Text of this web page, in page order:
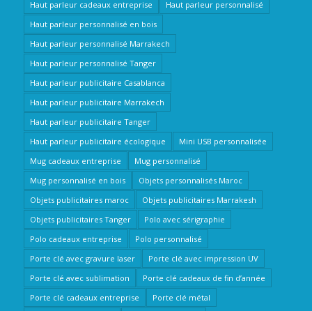
Haut parleur cadeaux entreprise
Haut parleur personnalisé
Haut parleur personnalisé en bois
Haut parleur personnalisé Marrakech
Haut parleur personnalisé Tanger
Haut parleur publicitaire Casablanca
Haut parleur publicitaire Marrakech
Haut parleur publicitaire Tanger
Haut parleur publicitaire écologique
Mini USB personnalisée
Mug cadeaux entreprise
Mug personnalisé
Mug personnalisé en bois
Objets personnalisés Maroc
Objets publicitaires maroc
Objets publicitaires Marrakesh
Objets publicitaires Tanger
Polo avec sérigraphie
Polo cadeaux entreprise
Polo personnalisé
Porte clé avec gravure laser
Porte clé avec impression UV
Porte clé avec sublimation
Porte clé cadeaux de fin d’année
Porte clé cadeaux entreprise
Porte clé métal